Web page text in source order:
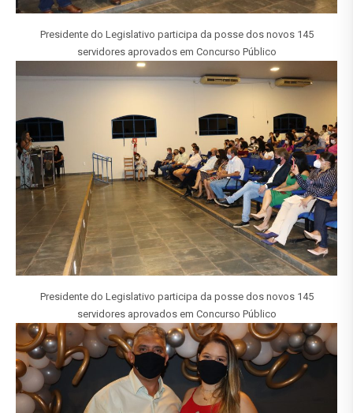
Presidente do Legislativo participa da posse dos novos 145
servidores aprovados em Concurso Público
Presidente do Legislativo participa da posse dos novos 145
servidores aprovados em Concurso Público